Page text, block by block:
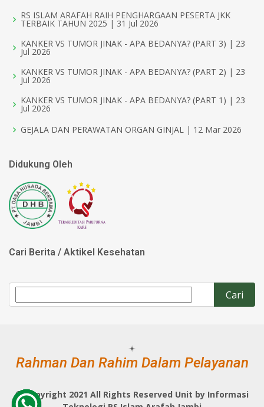
RS ISLAM ARAFAH RAIH PENGHARGAAN PESERTA JKK
TERBAIK TAHUN 2025 | 31 Jul 2026
KANKER VS TUMOR JINAK - APA BEDANYA? (PART 3) | 23
Jul 2026
KANKER VS TUMOR JINAK - APA BEDANYA? (PART 2) | 23
Jul 2026
KANKER VS TUMOR JINAK - APA BEDANYA? (PART 1) | 23
Jul 2026
GEJALA DAN PERAWATAN ORGAN GINJAL | 12 Mar 2026
Didukung Oleh
Cari Berita / Aktikel Kesehatan
Rahman Dan Rahim Dalam Pelayanan
©Copyright 2021 All Rights Reserved Unit by Informasi